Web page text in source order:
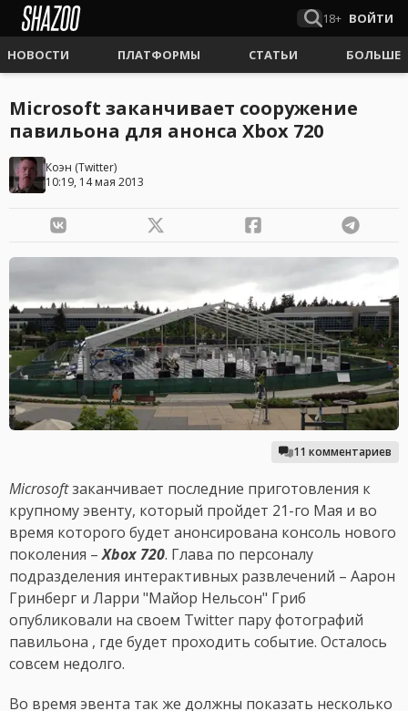
18+ ВОЙТИ
НОВОСТИ ПЛАТФОРМЫ СТАТЬИ БОЛЬШЕ
Microsoft заканчивает сооружение
павильона для анонса Xbox 720
Коэн (Twitter)
10:19, 14 мая 2013
11 комментариев
Microsoftзаканчивает последние приготовления к
крупному эвенту, который пройдет 21-го Мая и во
время которого будет анонсирована консоль нового
поколения –Xbox 720. Глава по персоналу
подразделения интерактивных развлечений – Аарон
Гринберг и Ларри "Майор Нельсон" Гриб
опубликовали на своем Twitter пару фотографий
павильона , где будет проходить событие. Осталось
совсем недолго.
Во время эвента так же должны показать несколько